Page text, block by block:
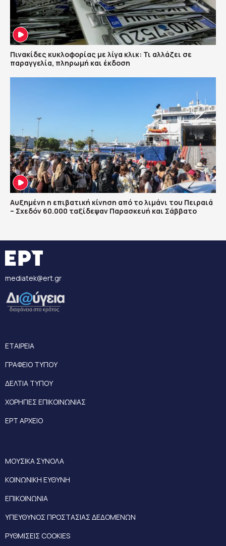
Πινακίδες κυκλοφορίας με λίγα κλικ: Τι αλλάζει σε
παραγγελία, πληρωμή και έκδοση
Αυξημένη η επιβατική κίνηση από το λιμάνι του Πειραιά
– Σχεδόν 60.000 ταξίδεψαν Παρασκευή και Σάββατο
mediatek@ert.gr
ΕΤΑΙΡΕΙΑ
ΓΡΑΦΕΙΟ ΤΥΠΟΥ
ΔΕΛΤΙΑ ΤΥΠΟΥ
ΧΟΡΗΓΙΕΣ ΕΠΙΚΟΙΝΩΝΙΑΣ
ΕΡΤ ΑΡΧΕΙΟ
ΜΟΥΣΙΚΑ ΣΥΝΟΛΑ
ΚΟΙΝΩΝΙΚΗ ΕΥΘΥΝΗ
ΕΠΙΚΟΙΝΩΝΙΑ
ΥΠΕΥΘΥΝΟΣ ΠΡΟΣΤΑΣΙΑΣ ΔΕΔΟΜΕΝΩΝ
ΡΥΘΜΙΣΕΙΣ COOKIES